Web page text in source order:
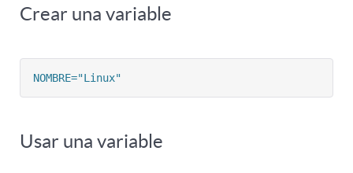
Crear una variable
NOMBRE="Linux"
Usar una variable